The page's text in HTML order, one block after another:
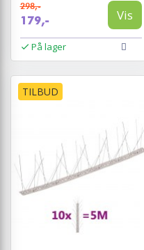
298,-
179,- Vis
På lager
TILBUD